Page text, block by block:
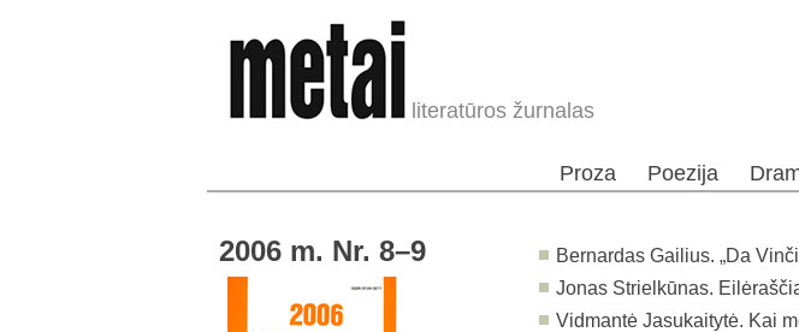
literatūros žurnalas
Proza Poezija
2006 m. Nr. 8–9
Bernardas Gailius. „Da
Jonas Strielkūnas.
Vidmantė Jasukaitytė. Kai